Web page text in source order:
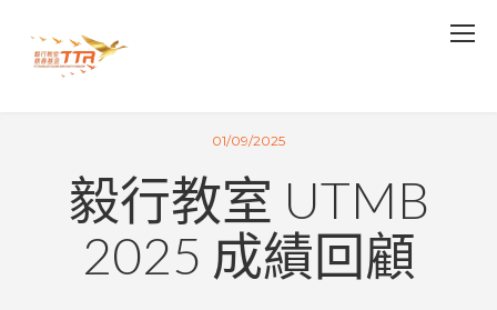
01/09/2025
毅行教室 UTMB
2025 成績回顧